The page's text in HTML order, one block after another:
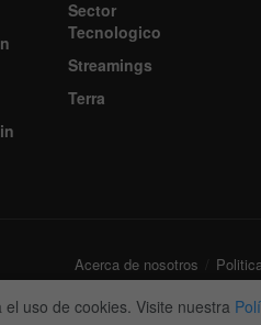
Sector
Tecnologico
Streamings
Terra
Acerca de nosotros
uso de cookies. Visite nuestra